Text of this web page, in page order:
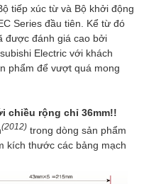
tiếp xúc từ và Bộ khởi động
Series đầu tiên. Kể từ đó
được đánh giá cao bởi
Electric với khách
phẩm để vượt quá mong
chiều rộng chỉ 36mm!!
(2012) trong dòng sản phẩm
kích thước các bảng mạch